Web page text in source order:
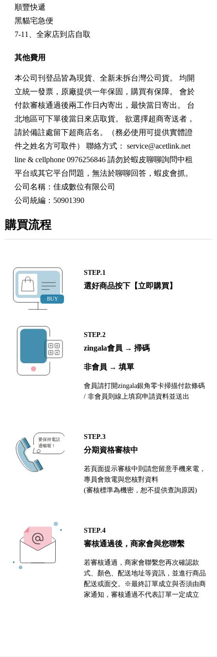
順豐快遞
黑貓宅急便
7-11、全家店到店自取
其他費用
本公司刊登品皆為現貨、全新未拆台灣公司貨。 均開
立統一發票，原廠提供一年保固，購買有保障。 會於
付款審核通過後兩工作日內寄出，最快當日寄出。 台
北地區可下單後當日來店取貨。 欲選擇超商寄送者，
請於備註處留下超商店名。（務必使用可提供實體證
件之姓名方可取件） 聯絡方式： service@acetlink.net
line & cellphone 0976256846 請勿於蝦皮聊聊詢問中租
平台或其它平台問題，無法於聊聊回答，蝦皮會抓。
公司名稱：佳成數位有限公司
公司統編：50901390
購買流程
STEP.1
選好商品按下【立即購買】
STEP.2
zingala會員 → 掃碼
非會員 → 填單
會員請打開zingala銀角零卡掃描付款條碼
/ 非會員則線上填寫申請資料並送出
STEP.3
分期資格審核中
若頁面提示審核中則請您留意手機來電，
專員會致電與您核對資料
(審核標準為機密，恕不提供查詢原因)
STEP.4
審核通過後，商家會與您聯繫
若審核通過，商家會聯繫您再次確認款
式、顏色、配送地址等資訊，並進行商品
配送或面交。※最終訂單成立與否須由商
家通知，審核通過不代表訂單一定成立